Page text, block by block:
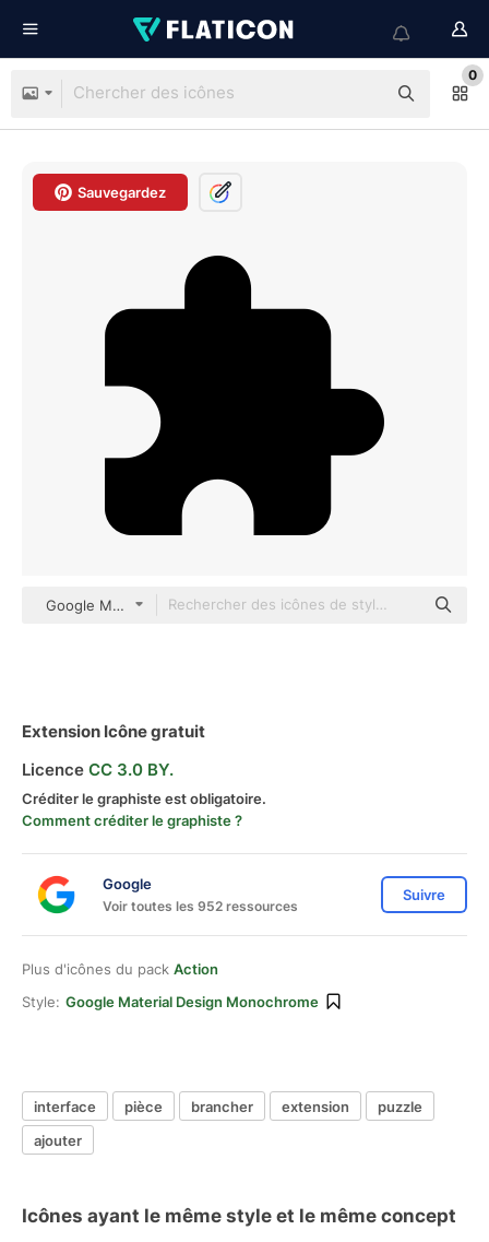
0
Sauvegardez
Google Material Design Monochrome
Extension Icône gratuit
Licence CC 3.0 BY.
Créditer le graphiste est obligatoire.
Comment créditer le graphiste ?
Google
Voir toutes les 952 ressources
Suivre
Plus d'icônes du pack Action
Style: Google Material Design Monochrome
interface pièce brancher extension
puzzle
ajouter
Icônes ayant le même style et le même concept